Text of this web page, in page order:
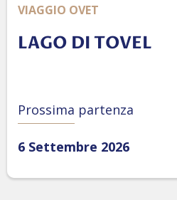
VIAGGIO OVET
LAGO DI TOVEL
Prossima partenza
6 Settembre 2026